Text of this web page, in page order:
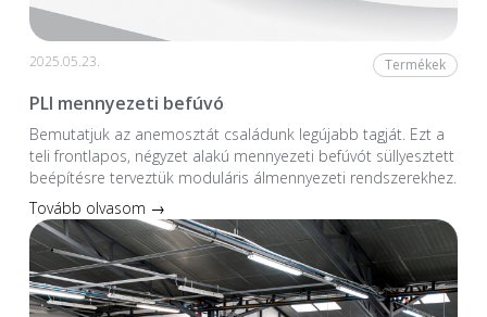
2025.05.23. Termékek
PLI mennyezeti befúvó
Bemutatjuk az anemosztát családunk legújabb tagját. Ezt a
teli frontlapos, négyzet alakú mennyezeti befúvót süllyesztett
beépítésre terveztük moduláris álmennyezeti rendszerekhez.
Tovább olvasom →